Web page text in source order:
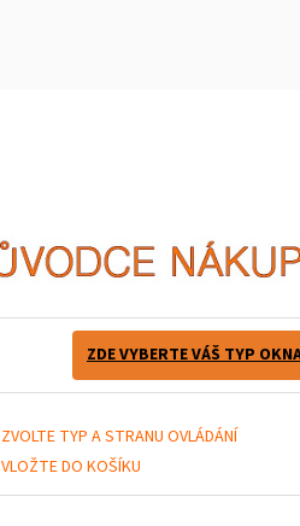
ZDE VYBERTE VÁŠ TYP
ZVOLTE TYP A STRANU OVLÁDÁNÍ
VLOŽTE DO KOŠÍKU